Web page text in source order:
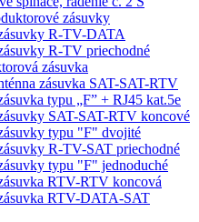
zásuvky
R-TV-DATA
R-TV priechodné
zásuvka
zásuvka SAT-SAT-RTV
typu „F” + RJ45 kat.5e
SAT-SAT-RTV koncové
typu "F" dvojité
R-TV-SAT priechodné
typu "F" jednoduché
RTV-RTV koncová
RTV-DATA-SAT